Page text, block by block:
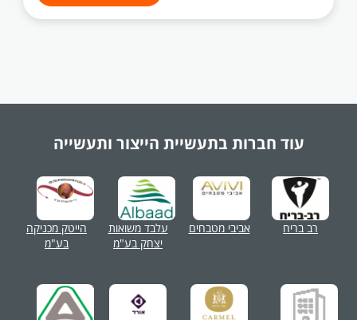
עוד חברות בתעשיית הייצור ותעשייה
רב בריח אביבי מטבחים
עלבד משואות
יצחק בע"מ
הייטק מכניקה
בע"מ